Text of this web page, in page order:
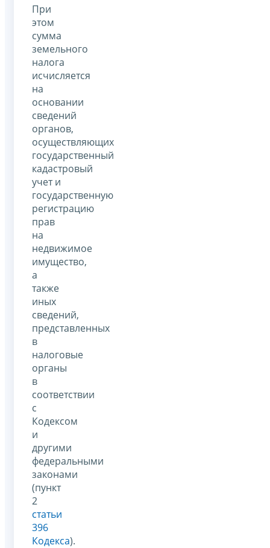
При
этом
сумма
земельного
налога
исчисляется
на
основании
сведений
органов,
осуществляющих
государственный
кадастровый
учет и
государственную
регистрацию
прав
на
недвижимое
имущество,
а
также
иных
сведений,
представленных
в
налоговые
органы
в
соответствии
с
Кодексом
и
другими
федеральными
законами
(пункт
2
статьи
396
Кодекса).